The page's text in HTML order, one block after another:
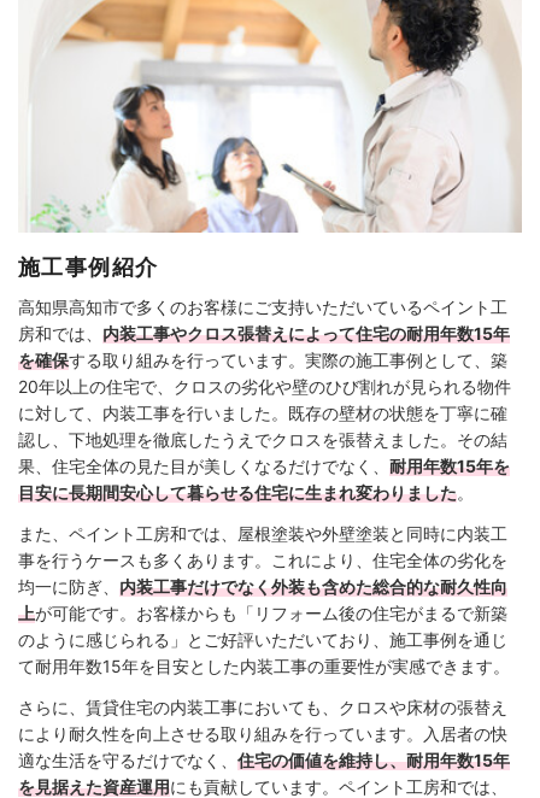
施工事例紹介
高知県高知市で多くのお客様にご支持いただいているペイント工
房和では、 内装工事やクロス張替えによって住宅の耐用年数15年
を確保する取り組みを行っています。実際の施工事例として、築
20年以上の住宅で、クロスの劣化や壁のひび割れが見られる物件
に対して、内装工事を行いました。既存の壁材の状態を丁寧に確
認し、下地処理を徹底したうえでクロスを張替えました。その結
果、住宅全体の見た目が美しくなるだけでなく、 耐用年数15年を
目安に長期間安心して暮らせる住宅に生まれ変わりました。
また、ペイント工房和では、屋根塗装や外壁塗装と同時に内装工
事を行うケースも多くあります。これにより、住宅全体の劣化を
均一に防ぎ、 内装工事だけでなく外装も含めた総合的な耐久性向
上が可能です。お客様からも「リフォーム後の住宅がまるで新築
のように感じられる」とご好評いただいており、施工事例を通じ
て耐用年数15年を目安とした内装工事の重要性が実感できます。
さらに、賃貸住宅の内装工事においても、クロスや床材の張替え
により耐久性を向上させる取り組みを行っています。入居者の快
適な生活を守るだけでなく、 住宅の価値を維持し、耐用年数15年
を見据えた資産運用にも貢献しています。ペイント工房和では、